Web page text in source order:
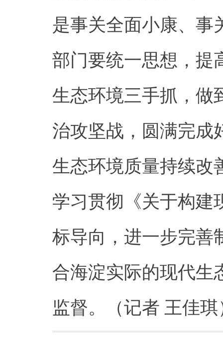
是事关全面小康、事
部门要统一思想，提
生态环境三手抓，做
治攻坚战，圆满完成
生态环境质量持续改
学习贯彻《关于构建
标导向，进一步完善
合海淀实际的现代生
监督。（记者 王佳琪